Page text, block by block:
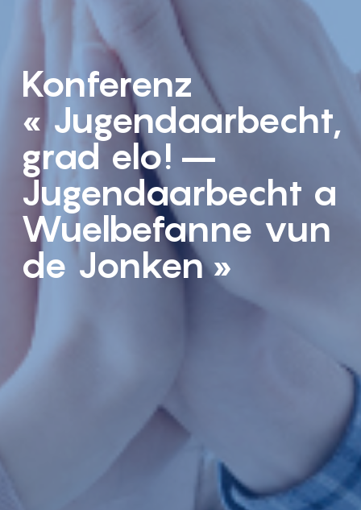
Konferenz
« Jugendaarbecht,
grad elo! –
Jugendaarbecht a
Wuelbefanne vun
de Jonken »